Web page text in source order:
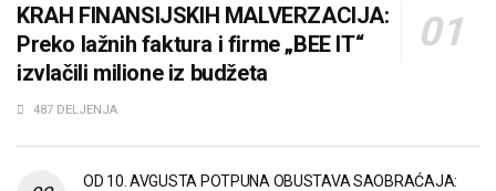
KRAH FINANSIJSKIH MALVERZACIJA:
Preko lažnih faktura i firme „BEE IT“
izvlačili milione iz budžeta
487 DELJENJA
OD 10. AVGUSTA POTPUNA OBUSTAVA SAOBRAĆAJA: